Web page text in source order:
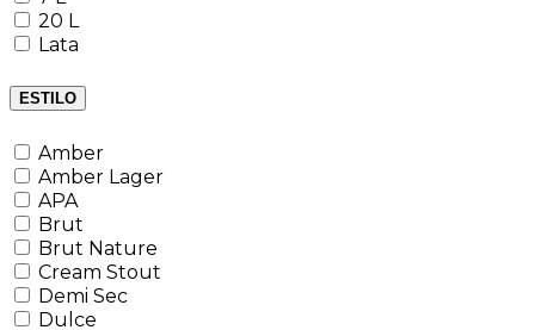
20 L
Lata
ESTILO
Amber
Amber Lager
APA
Brut
Brut Nature
Cream Stout
Demi Sec
Dulce